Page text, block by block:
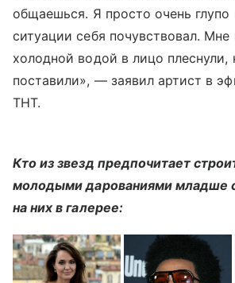
общаешься. Я просто очень глупо
ситуации себя почувствовал. Мне
холодной водой в лицо плеснули,
поставили», — заявил артист в
ТНТ.
Кто из звезд предпочитает
молодыми дарованиями младше
на них в галерее: